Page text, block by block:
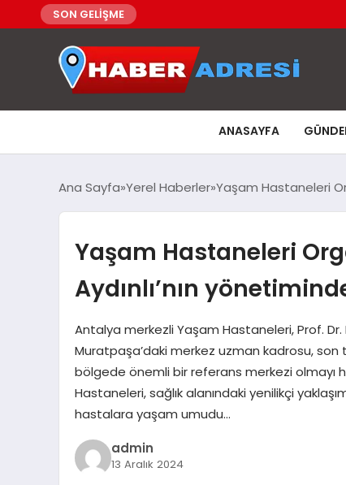
SON GELİŞME
ANASAYFA
Ana Sayfa Yerel Haberler Yaşam Hastaneleri
Yaşam Hastaneleri
Aydınlı’nın
Antalya merkezli Yaşam Hastaneleri, Prof. Dr.
Muratpaşa’daki merkez uzman kadrosu, son
bölgede önemli bir referans merkezi
Hastaneleri, sağlık alanındaki yenilikçi
hastalara yaşam umudu…
admin
13 Aralık 2024